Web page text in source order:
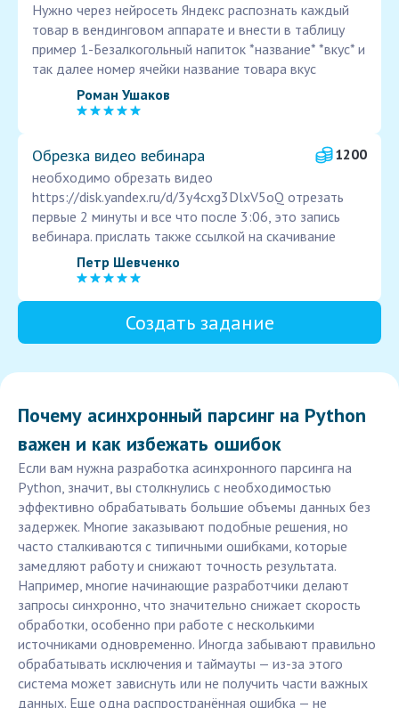
Нужно через нейросеть Яндекс распознать каждый
товар в вендинговом аппарате и внести в таблицу
пример 1-Безалкогольный напиток *название* *вкус* и
так далее номер ячейки название товара вкус
Роман Ушаков
Обрезка видео вебинара
1200
необходимо обрезать видео
https://disk.yandex.ru/d/3y4cxg3DlxV5oQ отрезать
первые 2 минуты и все что после 3:06, это запись
вебинара. прислать также ссылкой на скачивание
Петр Шевченко
Создать задание
Почему асинхронный парсинг на Python
важен и как избежать ошибок
Если вам нужна разработка асинхронного парсинга на
Python, значит, вы столкнулись с необходимостью
эффективно обрабатывать большие объемы данных без
задержек. Многие заказывают подобные решения, но
часто сталкиваются с типичными ошибками, которые
замедляют работу и снижают точность результата.
Например, многие начинающие разработчики делают
запросы синхронно, что значительно снижает скорость
обработки, особенно при работе с несколькими
источниками одновременно. Иногда забывают правильно
обрабатывать исключения и таймауты — из-за этого
система может зависнуть или не получить части важных
данных. Еще одна распространённая ошибка — не